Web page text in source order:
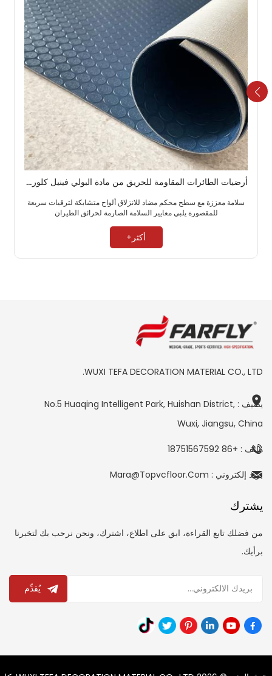
أرضيات الطائرات المقاومة للحريق من مادة البولي فينيل كلوريد (PVC) من ProGuard Plus، أرضيات كابينة متينة للخطوط الجوية التجارية
سلامة معززة مع سطح محكم مضاد للانزلاق ألواح متشابكة لترقيات سريعة
للمقصورة يلبي معايير السلامة الصارمة لحرائق الطيران ​
أكثر+
WUXI TEFA DECORATION MATERIAL CO., LTD.
يضيف : No.5 Huaqing Intelligent Park, Huishan District,
Wuxi, Jiangsu, China
هاتف : +86 18751567592
بريد إلكتروني : Mara@topvcfloor.com
يشترك
من فضلك تابع القراءة، ابق على اطلاع، اشترك، ونحن نرحب بك لتخبرنا
برأيك.
يُقدِّم